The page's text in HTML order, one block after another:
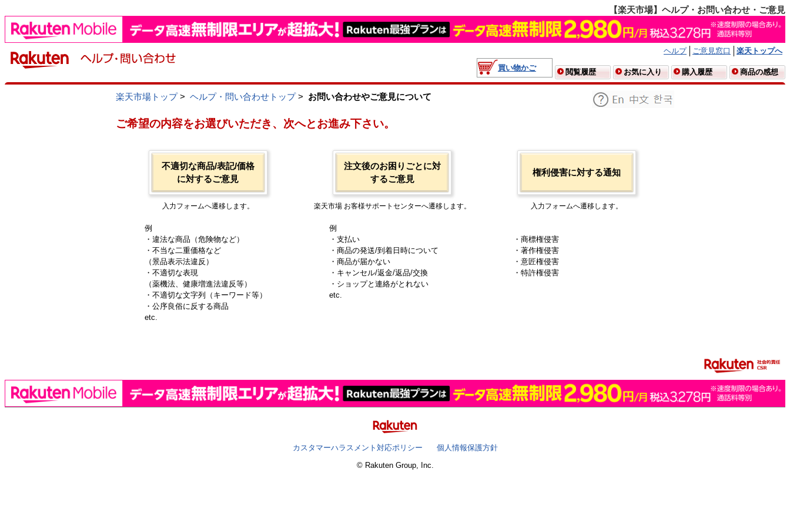
【楽天市場】ヘルプ・お問い合わせ・ご意見
ヘルプ ご意見窓口
楽天トップへ
買い物かご
閲覧履歴 お気に入り 購入履歴 商品の感想
楽天市場トップ> ヘルプ・問い合わせトップ> お問い合わせやご意見について
ご希望の内容をお選びいただき、次へとお進み下さい。
不適切な商品/表記/価格
に対するご意見
入力フォームへ遷移します。
例
・違法な商品（危険物など）
・不当な二重価格など
（景品表示法違反）
・不適切な表現
（薬機法、健康増進法違反等）
・不適切な文字列（キーワード等）
・公序良俗に反する商品
etc.
注文後のお困りごとに対
するご意見
楽天市場 お客様サポートセンターへ遷移します。
例
・支払い
・商品の発送/到着日時について
・商品が届かない
・キャンセル/返金/返品/交換
・ショップと連絡がとれない
etc.
権利侵害に対する通知
入力フォームへ遷移します。
・商標権侵害
・著作権侵害
・意匠権侵害
・特許権侵害
カスタマーハラスメント対応ポリシー
個人情報保護方針
© Rakuten Group, Inc.